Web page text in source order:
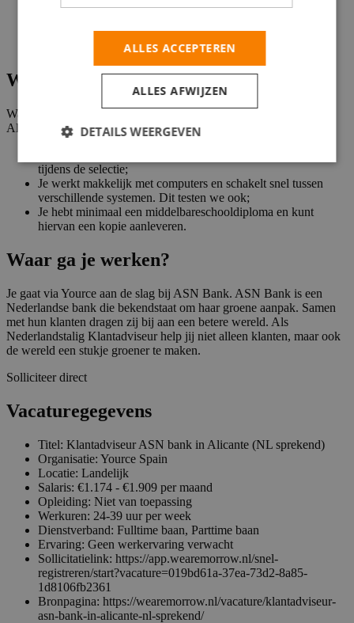
Coaching en begeleiding op de werkvloer;
Korting op reizen en uitjes via Yource Benefits.
Wat wij verwachten
Wat verwachten wij van een Klantadviseur bij ASN Bank in
Alicante?
tijdens de selectie;
Je werkt makkelijk met computers en schakelt snel tussen
verschillende systemen. Dit testen we ook;
Je hebt minimaal een middelbareschooldiploma en kunt
hiervan een kopie aanleveren.
Waar ga je werken?
Je gaat via Yource aan de slag bij ASN Bank. ASN Bank is een
Nederlandse bank die bekendstaat om haar groene aanpak. Samen
met hun klanten dragen zij bij aan een betere wereld. Als
Nederlandstalig Klantadviseur help jij niet alleen klanten, maar ook
de wereld een stukje groener te maken.
Solliciteer direct
Vacaturegegevens
Titel: Klantadviseur ASN bank in Alicante (NL sprekend)
Organisatie: Yource Spain
Locatie: Landelijk
Salaris: €1.174 - €1.909 per maand
Opleiding: Niet van toepassing
Werkuren: 24-39 uur per week
Dienstverband: Fulltime baan, Parttime baan
Ervaring: Geen werkervaring verwacht
Sollicitatielink: https://app.wearemorrow.nl/snel-
registreren/start?vacature=019bd61a-37ea-73d2-8a85-
1d8106fb2361
Bronpagina: https://wearemorrow.nl/vacature/klantadviseur-
asn-bank-in-alicante-nl-sprekend/
ALLES ACCEPTEREN
ALLES AFWIJZEN
DETAILS WEERGEVEN